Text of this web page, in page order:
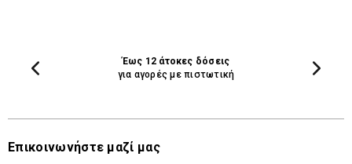
Έως 12 άτοκες δόσεις
για αγορές με πιστωτική
Επικοινωνήστε μαζί μας